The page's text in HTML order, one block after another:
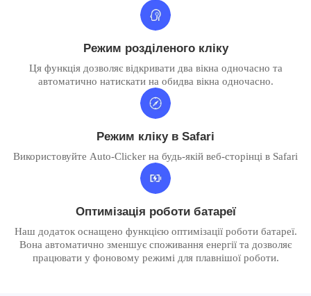
Режим розділеного кліку
Ця функція дозволяє відкривати два вікна одночасно та
автоматично натискати на обидва вікна одночасно.
Режим кліку в Safari
Використовуйте Auto-Clicker на будь-якій веб-сторінці в Safari
Оптимізація роботи батареї
Наш додаток оснащено функцією оптимізації роботи батареї.
Вона автоматично зменшує споживання енергії та дозволяє
працювати у фоновому режимі для плавнішої роботи.